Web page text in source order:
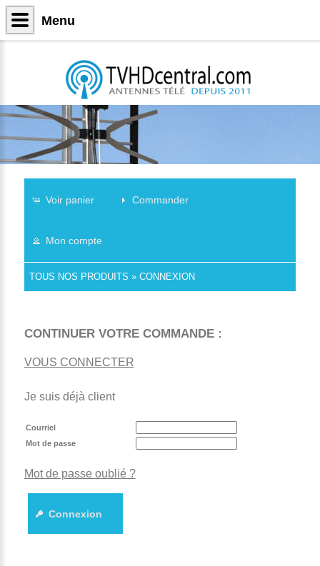
Voir panier Commander
Mon compte
TOUS NOS PRODUITS » CONNEXION
CONTINUER VOTRE COMMANDE :
VOUS CONNECTER
Je suis déjà client
Courriel
Mot de passe
Mot de passe oublié ?
Connexion
Menu